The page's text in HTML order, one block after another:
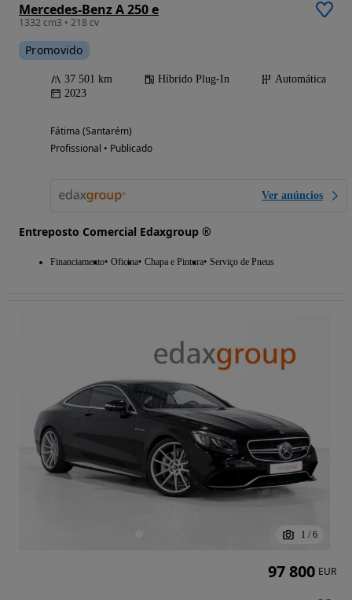
Mercedes-Benz A 250 e
1332 cm3 • 218 cv
Promovido
37 501 km Híbrido Plug-In
Automática
2023
Fátima (Santarém)
Profissional • Publicado
Ver anúncios
Entreposto Comercial Edaxgroup ®
Financiamento Oficina Chapa e Pintura Serviço de Pneus
1 / 6
97 800 EUR